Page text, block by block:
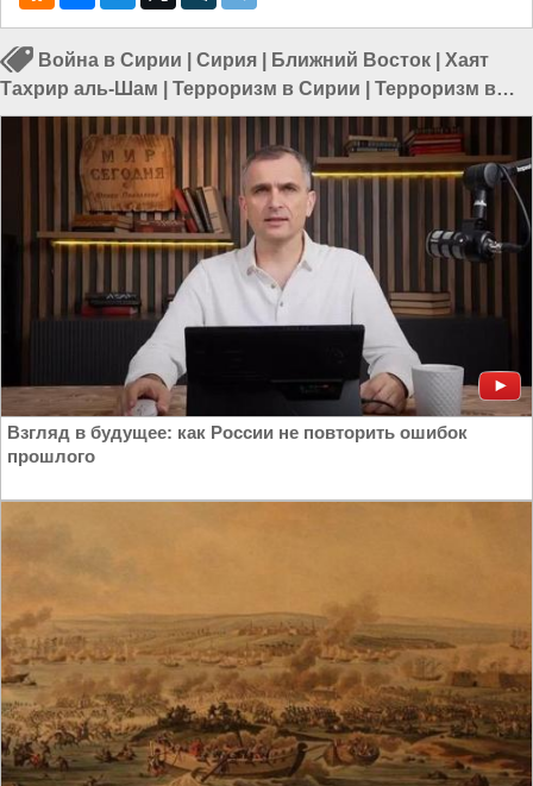
Война в Сирии Сирия Ближний Восток
Хаят
Тахрир аль-Шам
Терроризм в Сирии
Терроризм в
Азии|Терроризм в мире
Взгляд в будущее: как России не повторить ошибок
прошлого